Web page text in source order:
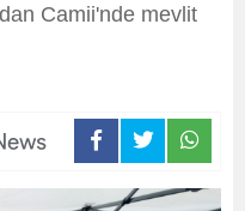
Camii'nde mevlit